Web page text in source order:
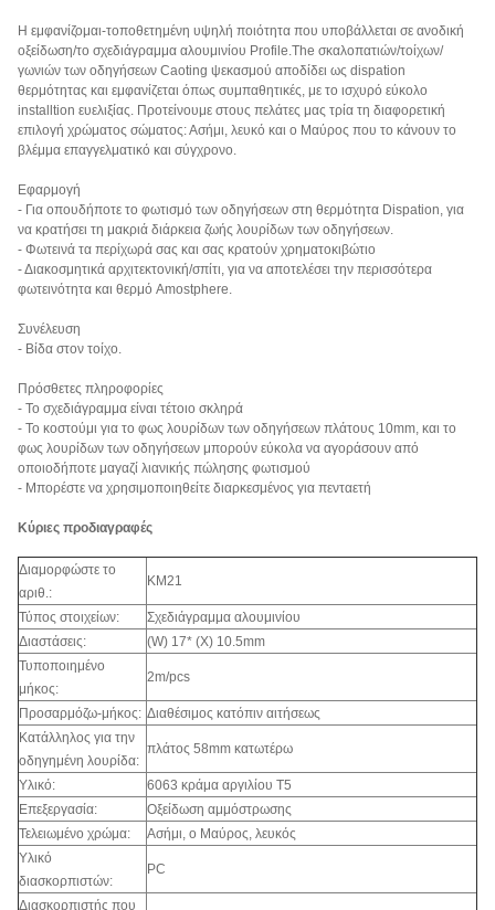
Η εμφανίζομαι-τοποθετημένη υψηλή ποιότητα που υποβάλλεται σε ανοδική
οξείδωση/το σχεδιάγραμμα αλουμινίου Profile.The σκαλοπατιών/τοίχων/
γωνιών των οδηγήσεων Caoting ψεκασμού αποδίδει ως dispation
θερμότητας και εμφανίζεται όπως συμπαθητικές, με το ισχυρό εύκολο
installtion ευελιξίας. Προτείνουμε στους πελάτες μας τρία τη διαφορετική
επιλογή χρώματος σώματος: Ασήμι, λευκό και ο Μαύρος που το κάνουν το
βλέμμα επαγγελματικό και σύγχρονο.
Εφαρμογή
- Για οπουδήποτε το φωτισμό των οδηγήσεων στη θερμότητα Dispation, για
να κρατήσει τη μακριά διάρκεια ζωής λουρίδων των οδηγήσεων.
- Φωτεινά τα περίχωρά σας και σας κρατούν χρηματοκιβώτιο
- Διακοσμητικά αρχιτεκτονική/σπίτι, για να αποτελέσει την περισσότερα
φωτεινότητα και θερμό Amostphere.
Συνέλευση
- Βίδα στον τοίχο.
Πρόσθετες πληροφορίες
- Το σχεδιάγραμμα είναι τέτοιο σκληρά
- Το κοστούμι για το φως λουρίδων των οδηγήσεων πλάτους 10mm, και το
φως λουρίδων των οδηγήσεων μπορούν εύκολα να αγοράσουν από
οποιοδήποτε μαγαζί λιανικής πώλησης φωτισμού
- Μπορέστε να χρησιμοποιηθείτε διαρκεσμένος για πενταετή
Κύριες προδιαγραφές
Διαμορφώστε το
αριθ.:
KM21
Τύπος στοιχείων:
Σχεδιάγραμμα αλουμινίου
Διαστάσεις:
(W) 17* (Χ) 10.5mm
Τυποποιημένο
μήκος:
2m/pcs
Προσαρμόζω-μήκος: Διαθέσιμος κατόπιν αιτήσεως
Κατάλληλος για την
οδηγημένη λουρίδα:
πλάτος 58mm κατωτέρω
Υλικό:
6063 κράμα αργιλίου T5
Επεξεργασία:
Οξείδωση αμμόστρωσης
Τελειωμένο χρώμα:
Ασήμι, ο Μαύρος, λευκός
Υλικό
διασκορπιστών:
PC
Διασκορπιστής που